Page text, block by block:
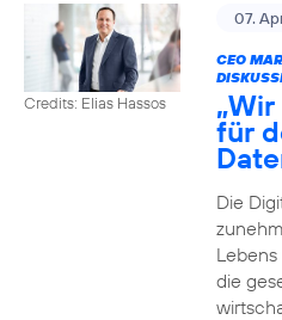
Credits: Elias Hassos
07.
CEO
für
Die
die